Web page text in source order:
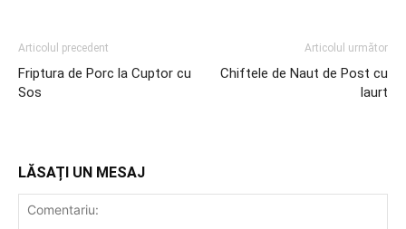
Articolul precedent
Friptura de Porc la Cuptor cu
Sos
Articolul următor
Chiftele de Naut de Post cu
Iaurt
LĂSAȚI UN MESAJ